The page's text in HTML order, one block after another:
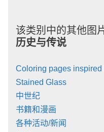
该类别中的其他图
历史与传说
Coloring pages
Stained Glass
中世纪
书籍和漫画
各种活动/新闻